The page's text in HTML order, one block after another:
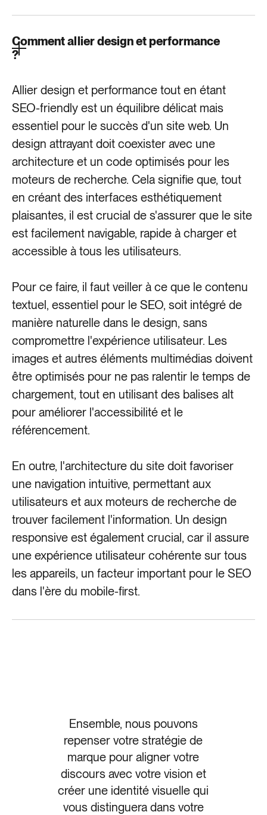
Comment allier design et performance
?
Allier design et performance tout en étant
SEO-friendly est un équilibre délicat mais
essentiel pour le succès d'un site web. Un
design attrayant doit coexister avec une
architecture et un code optimisés pour les
moteurs de recherche. Cela signifie que, tout
en créant des interfaces esthétiquement
plaisantes, il est crucial de s'assurer que le site
est facilement navigable, rapide à charger et
accessible à tous les utilisateurs.
Pour ce faire, il faut veiller à ce que le contenu
textuel, essentiel pour le SEO, soit intégré de
manière naturelle dans le design, sans
compromettre l'expérience utilisateur. Les
images et autres éléments multimédias doivent
être optimisés pour ne pas ralentir le temps de
chargement, tout en utilisant des balises alt
pour améliorer l'accessibilité et le
référencement.
En outre, l'architecture du site doit favoriser
une navigation intuitive, permettant aux
utilisateurs et aux moteurs de recherche de
trouver facilement l'information. Un design
responsive est également crucial, car il assure
une expérience utilisateur cohérente sur tous
les appareils, un facteur important pour le SEO
dans l'ère du mobile-first.
Ensemble, nous pouvons
repenser votre stratégie de
marque pour aligner votre
discours avec votre vision et
créer une identité visuelle qui
vous distinguera dans votre